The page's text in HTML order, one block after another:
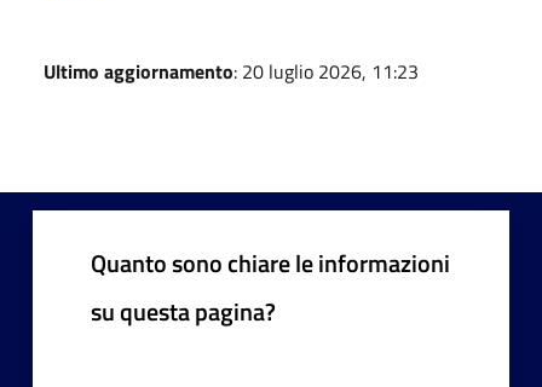
Ultimo aggiornamento: 20 luglio 2026, 11:23
Quanto sono chiare le informazioni
su questa pagina?